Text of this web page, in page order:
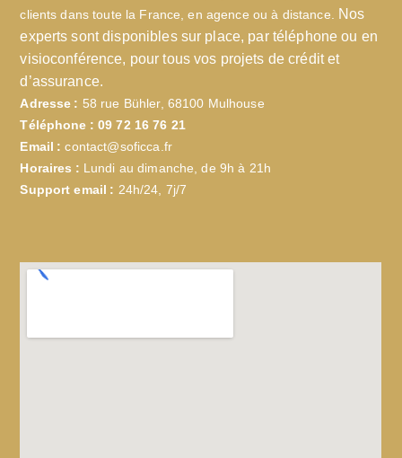
clients dans toute la France, en agence ou à distance.
Nos
experts sont disponibles sur place, par téléphone ou en
visioconférence, pour tous vos projets de crédit et
d’assurance.
Adresse : 58 rue Bühler, 68100 Mulhouse
Téléphone : 09 72 16 76 21
Email : contact@soficca.fr
Horaires : Lundi au dimanche, de 9h à 21h
Support email : 24h/24, 7j/7